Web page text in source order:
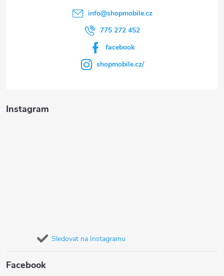
info@shopmobile.cz
775 272 452
facebook
shopmobile.cz/
Instagram
Sledovat na Instagramu
Facebook